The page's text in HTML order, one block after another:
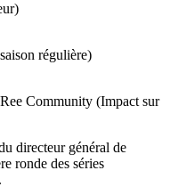
régulière)
Community (Impact sur
directeur général de
ronde des séries